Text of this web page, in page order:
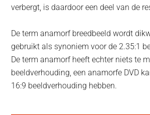
verbergt, is daardoor een deel van de
De term anamorf breedbeeld wordt
gebruikt als synoniem voor de 2.35:1
De term anamorf heeft echter niets te
beeldverhouding, een anamorfe DVD
16:9 beeldverhouding hebben.